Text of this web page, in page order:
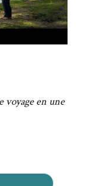
voyage en une